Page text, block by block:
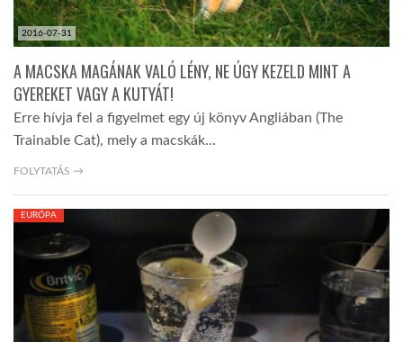
2016-07-31
A MACSKA MAGÁNAK VALÓ LÉNY, NE ÚGY KEZELD MINT A
GYEREKET VAGY A KUTYÁT!
Erre hívja fel a figyelmet egy új könyv Angliában (The
Trainable Cat), mely a macskák…
FOLYTATÁS →
EURÓPA